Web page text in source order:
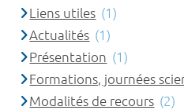
Liens utiles (1)
Actualités (1)
Présentation (1)
Formations, journées
Modalités de recours (2)